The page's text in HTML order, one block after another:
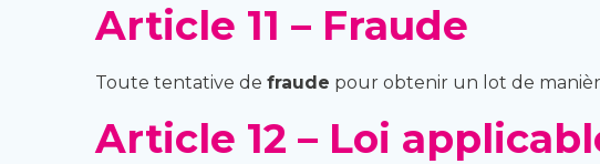
Article 11 – Fraude
Toute tentative de fraude pour obtenir un lot de
Article 12 – Loi